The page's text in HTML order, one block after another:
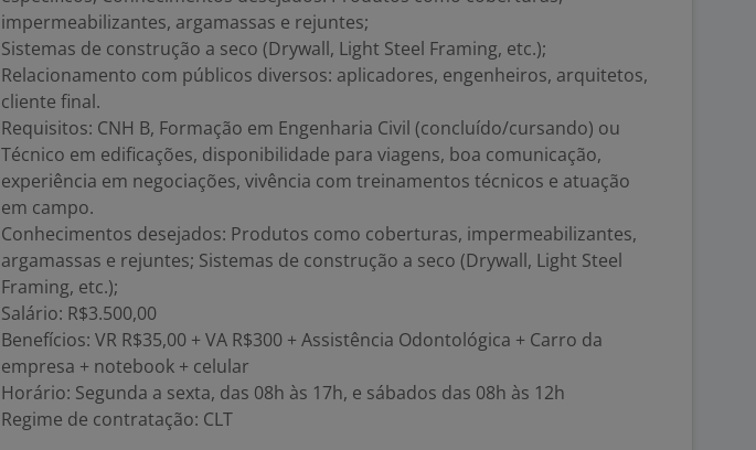
impermeabilizantes, argamassas e rejuntes;
Sistemas de construção a seco (Drywall, Light Steel Framing, etc.);
Relacionamento com públicos diversos: aplicadores, engenheiros, arquitetos,
cliente final.
Requisitos: CNH B, Formação em Engenharia Civil (concluído/cursando) ou
Técnico em edificações, disponibilidade para viagens, boa comunicação,
experiência em negociações, vivência com treinamentos técnicos e atuação
em campo.
Conhecimentos desejados: Produtos como coberturas, impermeabilizantes,
argamassas e rejuntes; Sistemas de construção a seco (Drywall, Light Steel
Framing, etc.);
Salário: R$3.500,00
Benefícios: VR R$35,00 + VA R$300 + Assistência Odontológica + Carro da
empresa + notebook + celular
Horário: Segunda a sexta, das 08h às 17h, e sábados das 08h às 12h
Regime de contratação: CLT